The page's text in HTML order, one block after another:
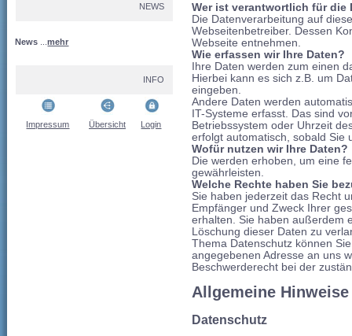
NEWS
News ...mehr
INFO
Impressum Übersicht Login
Wer ist verantwortlich für die
Die Datenverarbeitung auf
Webseitenbetreiber. Dessen
Webseite entnehmen.
Wie erfassen wir Ihre Daten?
Ihre Daten werden zum einen
Hierbei kann es sich z.B. um
eingeben.
Andere Daten werden
IT-Systeme erfasst. Das sind
Betriebssystem oder Uhrzeit
erfolgt automatisch, sobald Sie
Wofür nutzen wir Ihre Daten?
Die werden erhoben, um eine
gewährleisten.
Welche Rechte haben Sie
Sie haben jederzeit das Recht
Empfänger und Zweck Ihrer
erhalten. Sie haben außerdem
Löschung dieser Daten zu
Thema Datenschutz können
angegebenen Adresse an uns
Beschwerderecht bei der
Allgemeine
Datenschutz